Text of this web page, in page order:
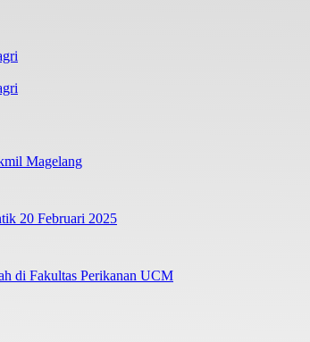
Magelang
20 Februari 2025
di Fakultas Perikanan UCM